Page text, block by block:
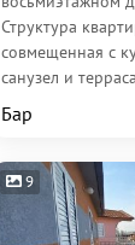
Структура
совмещенная с
санузел и
Бар
9